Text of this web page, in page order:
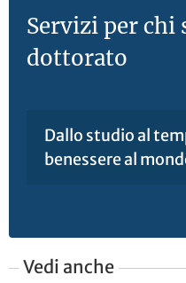
Servizi per chi
dottorato
Dallo studio al
benessere al
Vedi anche